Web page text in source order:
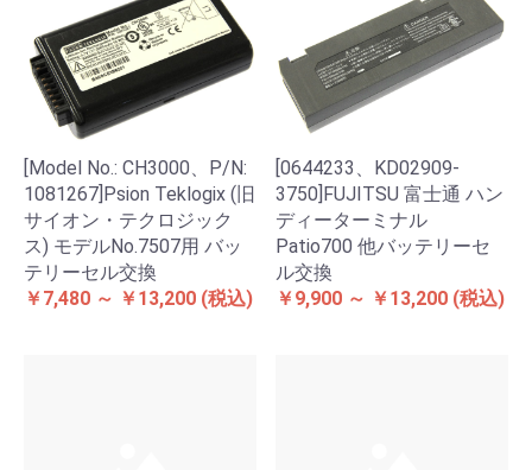
[Model No.: CH3000、P/N:
1081267]Psion Teklogix (旧
サイオン・テクロジック
ス) モデルNo.7507用 バッ
テリーセル交換
￥7,480 ～ ￥13,200 (税込)
[0644233、KD02909-
3750]FUJITSU 富士通 ハン
ディーターミナル
Patio700 他バッテリーセ
ル交換
￥9,900 ～ ￥13,200 (税込)